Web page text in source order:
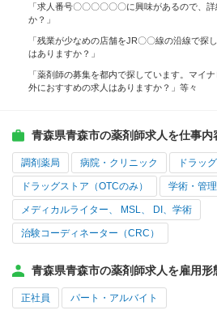
「求人番号〇〇〇〇〇〇に興味があるので、
か？」
「残業が少なめの店舗をJR〇〇線の沿線で探
はありますか？」
「薬剤師の募集を都内で探しています。マイ
外におすすめの求人はありますか？」等々
青森県青森市の薬剤師求人を仕事内
調剤薬局 病院・クリニック ドラッ
ドラッグストア（OTCのみ） 学術・管
メディカルライター、 MSL、 DI、学術
治験コーディネーター（CRC）
青森県青森市の薬剤師求人を雇用形
正社員 パート・アルバイト